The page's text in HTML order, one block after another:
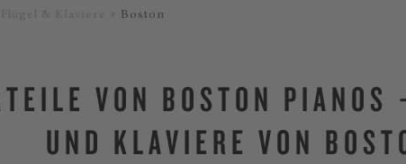
Boston
VON BOSTON PIANOS
UND KLAVIERE VON